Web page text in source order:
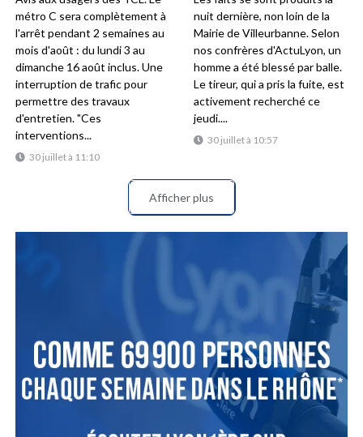
30 juillet à 11:10
métro C sera complètement à
l'arrêt pendant 2 semaines au
mois d'août : du lundi 3 au
dimanche 16 août inclus. Une
interruption de trafic pour
permettre des travaux
d'entretien. "Ces
interventions...
30 juillet à 10:57
nuit dernière, non loin de la
Mairie de Villeurbanne. Selon
nos confrères d'ActuLyon, un
homme a été blessé par balle.
Le tireur, qui a pris la fuite, est
activement recherché ce
jeudi....
Afficher plus